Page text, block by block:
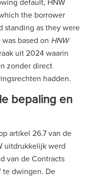
the borrower
standing as they were
based on HNW
uit 2024 waarin
zonder direct
hadden.
bepaling en
artikel 26.7 van de
uitdrukkelijk werd
van de Contracts
te dwingen. De